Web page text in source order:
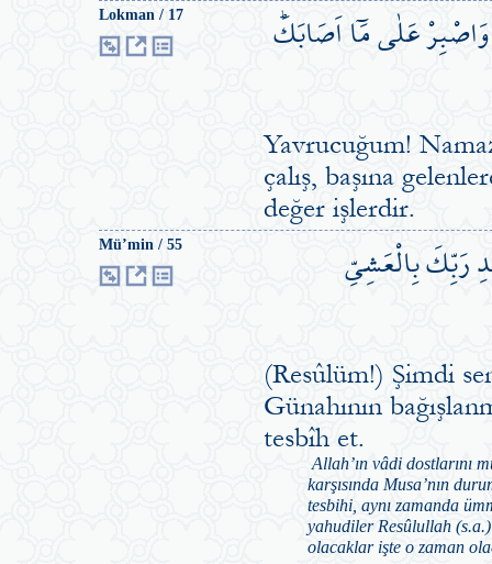
Lokman / 17 وَاصْبِرْ عَلٰى مَٓا اَصَابَكَۜ
Yavrucuğum!
çalış, başına
değer işlerdir.
Mü’min / 55 رَبِّكَ بِالْعَشِيِّ
(Resûlüm!) Şimdi
Günahının
tesbîh et.
Allah’ın vâdi dostlarını
karşısında Musa’nın
tesbihi, aynı zamanda
yahudiler Resûlullah
olacaklar işte o zaman